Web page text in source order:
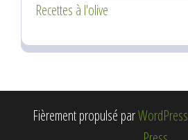
Recettes à l'olive
Fièrement propulsé parWordPress